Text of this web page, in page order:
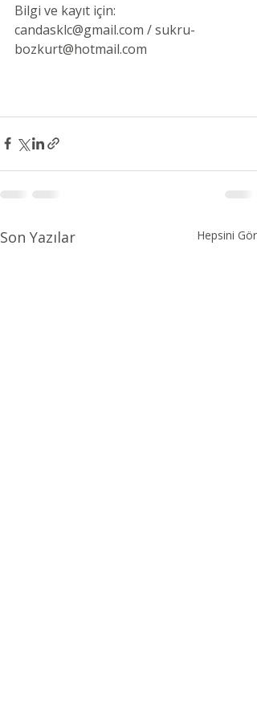
Bilgi ve kayıt için:
candasklc@gmail.com / sukru-
bozkurt@hotmail.com
Son Yazılar Hepsini Gör